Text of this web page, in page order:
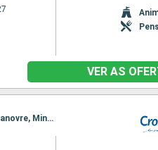
VER AS
Itinerário : Spandau, Postdam, Wuesterwitz, Magdeburgo, Calvorde, Wolfsburg, Braunschweig, Hanovre, Minden, Nienburg, Hoya, Bremen, Oldenburg, Kustenkanale, Bollingerfähr, Gaarkeuken, Amesterdão